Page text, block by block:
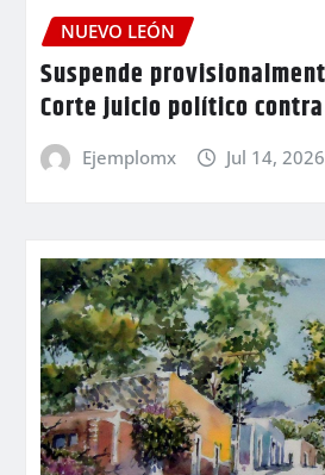
NUEVO LEÓN
Suspende
Corte juicio político contra
Ejemplomx Jul 14, 2026